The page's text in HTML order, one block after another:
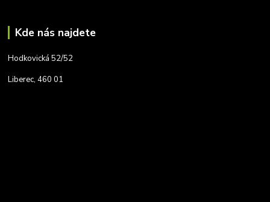
Kde nás najdete
Hodkovická 52/52
Liberec, 460 01